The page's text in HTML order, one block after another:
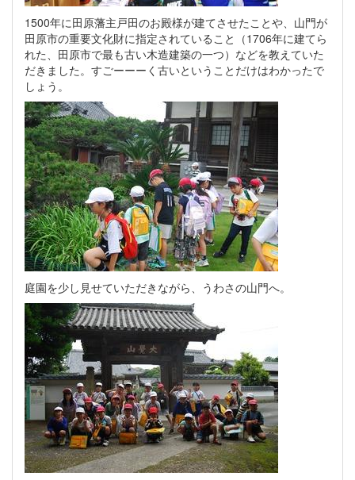
1500年に田原藩主戸田のお殿様が建てさせたことや、山門が
田原市の重要文化財に指定されていること（1706年に建てら
れた、田原市で最も古い木造建築の一つ）などを教えていた
だきました。すごーーーく古いということだけはわかったで
しょう。
庭園を少し見せていただきながら、うわさの山門へ。